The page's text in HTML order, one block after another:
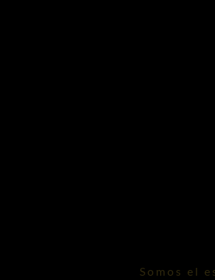
Somos el